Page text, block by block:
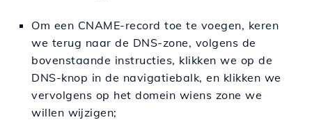
Om een CNAME-record toe te voegen, keren
we terug naar de DNS-zone, volgens de
bovenstaande instructies, klikken we op de
DNS-knop in de navigatiebalk, en klikken we
vervolgens op het domein wiens zone we
willen wijzigen;